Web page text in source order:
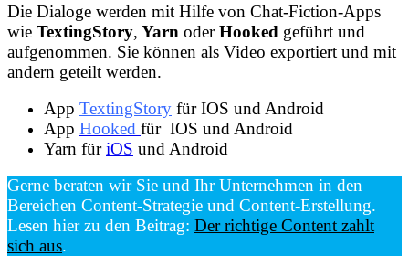
Die Dialoge werden mit Hilfe von Chat-Fiction-Apps
wie TextingStory, Yarn oderHooked geführt und
aufgenommen. Sie können als Video exportiert und mit
andern geteilt werden.
App TextingStory für IOS und Android
App Hooked für IOS und Android
Yarn füriOS und Android
Gerne beraten wir Sie und Ihr Unternehmen in den
Bereichen Content-Strategie und Content-Erstellung.
Lesen hier zu den Beitrag: Der richtige Content zahlt
sich aus.